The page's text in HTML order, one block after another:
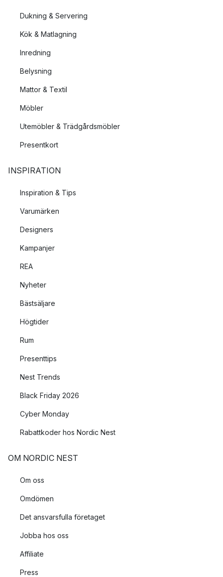
Dukning & Servering
Kök & Matlagning
Inredning
Belysning
Mattor & Textil
Möbler
Utemöbler & Trädgårdsmöbler
Presentkort
INSPIRATION
Inspiration & Tips
Varumärken
Designers
Kampanjer
REA
Nyheter
Bästsäljare
Högtider
Rum
Presenttips
Nest Trends
Black Friday 2026
Cyber Monday
Rabattkoder hos Nordic Nest
OM NORDIC NEST
Om oss
Omdömen
Det ansvarsfulla företaget
Jobba hos oss
Affiliate
Press